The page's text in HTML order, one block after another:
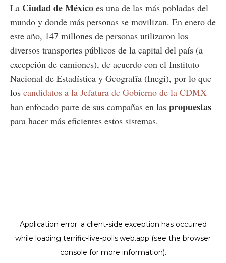
La Ciudad de México es una de las más pobladas del
mundo y donde más personas se movilizan. En enero de
este año, 147 millones de personas utilizaron los
diversos transportes públicos de la capital del país (a
excepción de camiones), de acuerdo con el Instituto
Nacional de Estadística y Geografía (Inegi), por lo que
los candidatos a la Jefatura de Gobierno de la CDMX
han enfocado parte de sus campañas en las propuestas
para hacer más eficientes estos sistemas.